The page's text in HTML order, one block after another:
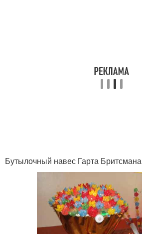
Бутылки для детского
Бутылочный навес Гарта Бритсмана